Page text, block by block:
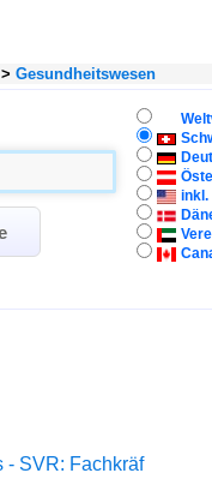
Gesundheitswesen
inkl.
- SVR: Fachkräf